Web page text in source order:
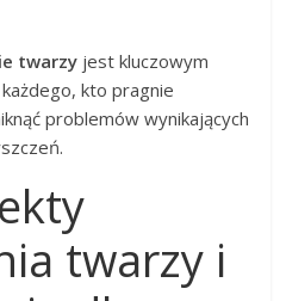
twarzy jest kluczowym
kto pragnie
problemów wynikających
twarzy i